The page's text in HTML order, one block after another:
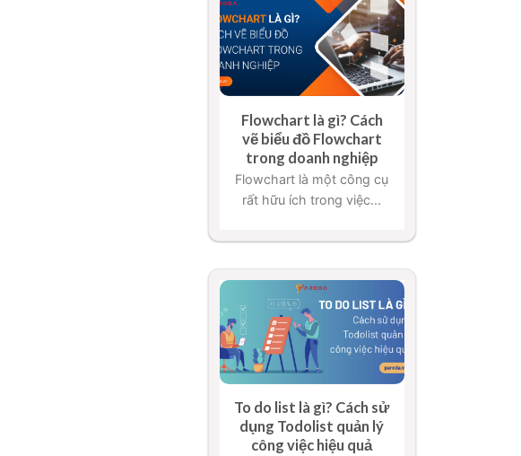
Flowchart là gì? Cách
vẽ biểu đồ Flowchart
trong doanh nghiệp
Flowchart là một công cụ
rất hữu ích trong việc...
To do list là gì? Cách sử
dụng Todolist quản lý
công việc hiệu quả